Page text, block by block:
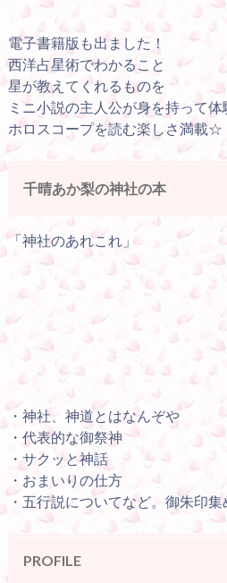
電子書籍版も出ました！
西洋占星術でわかること
星が教えてくれるものを
ミニ小説の主人公が身を持って体
ホロスコープを読む楽しさ満載☆
千晴あか梨の神社の本
「神社のあれこれ」
・神社、神道とはなんぞや
・代表的な御祭神
・サクッと神話
・おまいりの仕方
・五行説についてなど。御朱印
PROFILE